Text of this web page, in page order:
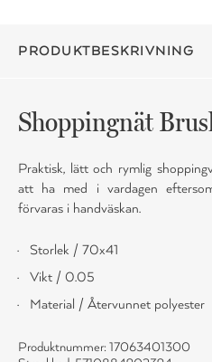
PRODUKTBESKRIVNING
Shoppingnät
Praktisk, lätt och rymlig
att ha med i vardagen
förvaras i handväskan.
Storlek / 70x41
Vikt / 0.05
Material / Återvunnet polyester
Produktnummer: 17063401300